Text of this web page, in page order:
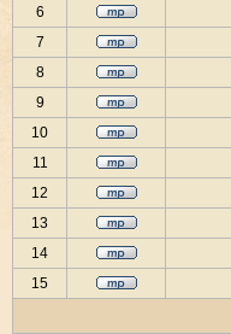
6
7
8
9
10
11
12
13
14
15